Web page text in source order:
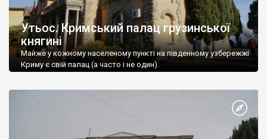
Утьос. Кримський палац грузинської
княгині
Майже у кожному населеному пункті на південному узбережжі
Криму є свій палац (а часто і не один).